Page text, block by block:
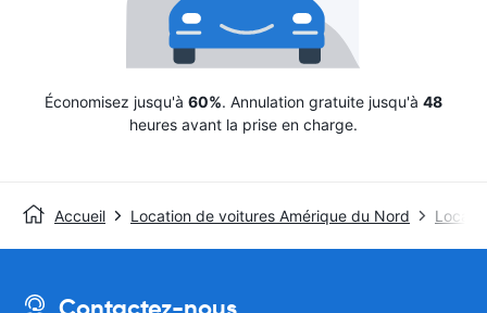
Économisez jusqu'à 60%. Annulation gratuite jusqu'à 48
heures avant la prise en charge.
Accueil Location de voitures Amérique du Nord